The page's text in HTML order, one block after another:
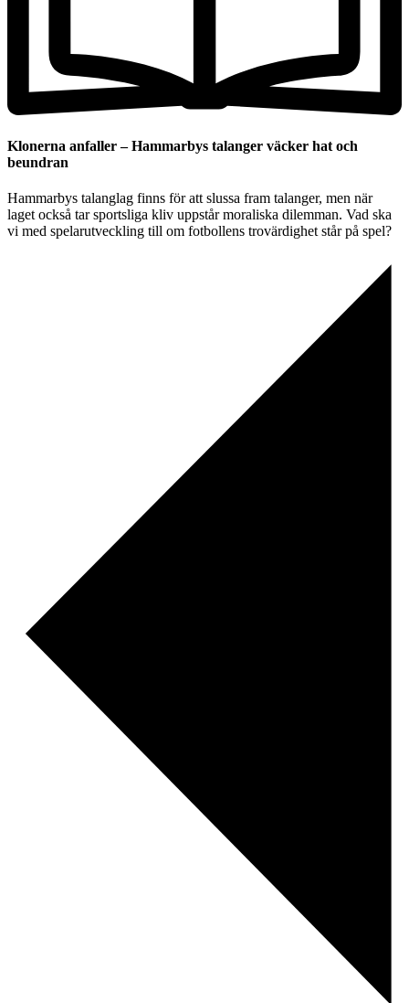
Klonerna anfaller – Hammarbys talanger väcker hat och
beundran
Hammarbys talanglag finns för att slussa fram talanger, men när
laget också tar sportsliga kliv uppstår moraliska dilemman. Vad ska
vi med spelarutveckling till om fotbollens trovärdighet står på spel?